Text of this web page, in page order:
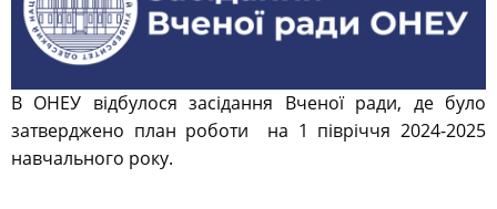
В ОНЕУ відбулося засідання Вченої ради, де було
затверджено план роботи на 1 півріччя 2024-2025
навчального року.